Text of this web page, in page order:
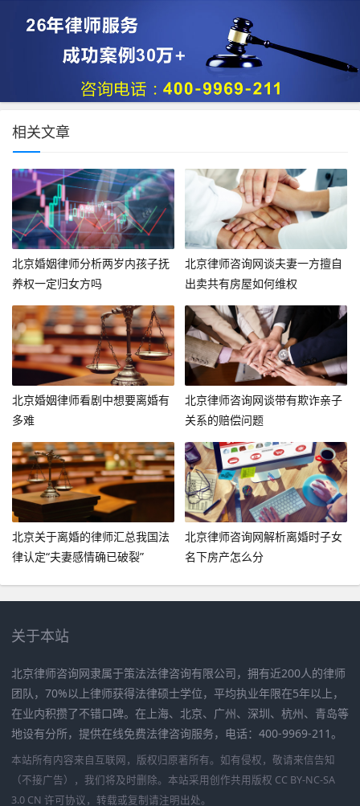
相关文章
北京婚姻律师分析两岁内孩子抚
养权一定归女方吗
北京律师咨询网谈夫妻一方擅自
出卖共有房屋如何维权
北京婚姻律师看剧中想要离婚有
多难
北京律师咨询网谈带有欺诈亲子
关系的赔偿问题
北京关于离婚的律师汇总我国法
律认定“夫妻感情确已破裂”
北京律师咨询网解析离婚时子女
名下房产怎么分
关于本站
北京律师咨询网隶属于策法法律咨询有限公司，拥有近200人的律师
团队，70%以上律师获得法律硕士学位，平均执业年限在5年以上，
在业内积攒了不错口碑。在上海、北京、广州、深圳、杭州、青岛等
地设有分所，提供在线免费法律咨询服务，电话：400-9969-211。
本站所有内容来自互联网，版权归原著所有。如有侵权，敬请来信告知
（不接广告），我们将及时删除。本站采用创作共用版权 CC BY-NC-SA
3.0 CN 许可协议，转载或复制请注明出处。